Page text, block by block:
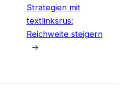
Strategien mit
textlinksrus:
Reichweite steigern
→